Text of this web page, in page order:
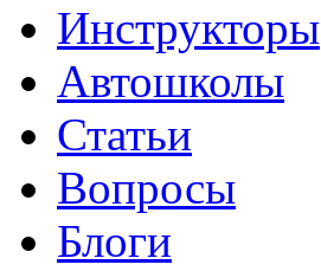
Инструкторы
Автошколы
Статьи
Вопросы
Блоги